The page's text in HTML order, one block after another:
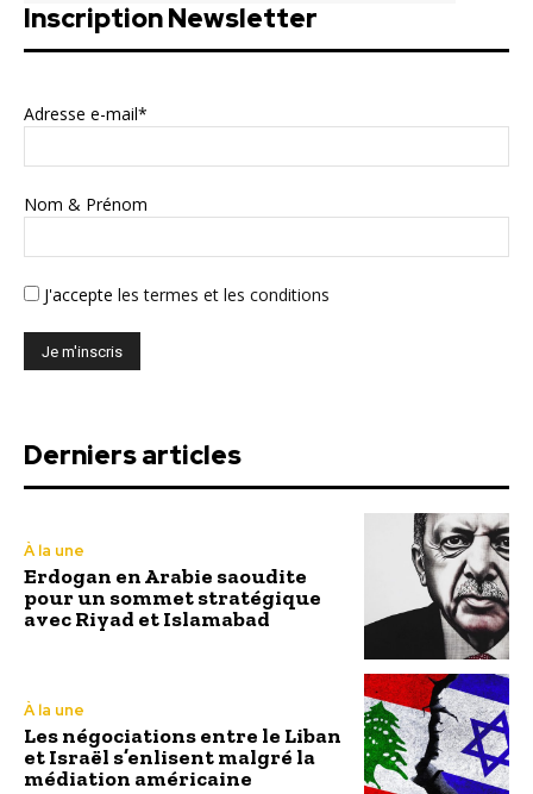
Inscription Newsletter
Adresse e-mail*
Nom & Prénom
J'accepte les termes et les conditions
Derniers articles
À la une
Erdogan en Arabie saoudite
pour un sommet stratégique
avec Riyad et Islamabad
À la une
Les négociations entre le Liban
et Israël s’enlisent malgré la
médiation américaine